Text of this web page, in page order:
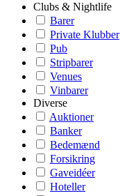
Clubs & Nightlife
Barer
Private Klubber
Pub
Stripbarer
Venues
Vinbarer
Diverse
Auktioner
Banker
Bedemænd
Forsikring
Gaveidéer
Hoteller